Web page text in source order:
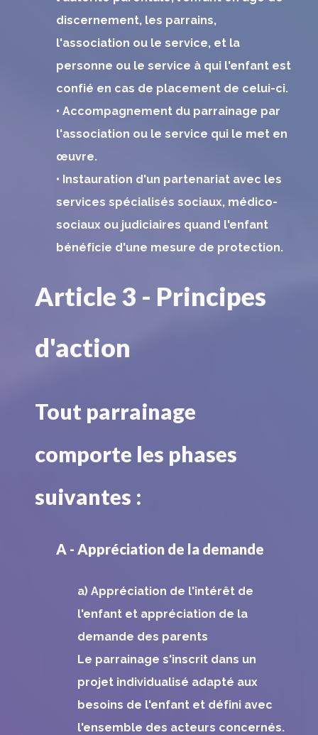
discernement, les parrains,
l'association ou le service, et la
personne ou le service à qui l'enfant est
confié en cas de placement de celui-ci.
• Accompagnement du parrainage par
l'association ou le service qui le met en
œuvre.
• Instauration d'un partenariat avec les
services spécialisés sociaux, médico-
sociaux ou judiciaires quand l'enfant
bénéficie d'une mesure de protection.
Article 3 - Principes
d'action
Tout parrainage
comporte les phases
suivantes :
A - Appréciation de la demande
a) Appréciation de l'intérêt de
l'enfant et appréciation de la
demande des parents
Le parrainage s'inscrit dans un
projet individualisé adapté aux
besoins de l'enfant et défini avec
l'ensemble des acteurs concernés.